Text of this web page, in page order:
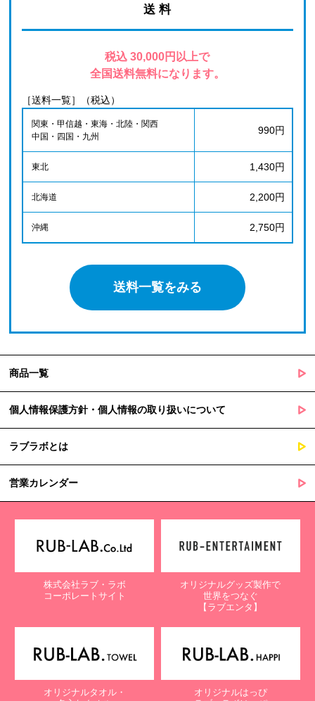
送 料
税込 30,000円以上で
全国送料無料になります。
［送料一覧］（税込）
関東・甲信越・東海・北陸・関西
中国・四国・九州
990円
東北 1,430円
北海道 2,200円
沖縄 2,750円
送料一覧をみる
商品一覧
個人情報保護方針・個人情報の取り扱いについて
ラブラボとは
営業カレンダー
株式会社ラブ・ラボ
コーポレートサイト
オリジナルグッズ製作で
世界をつなぐ
【ラブエンタ】
オリジナルタオル・
オリジナルはっぴ